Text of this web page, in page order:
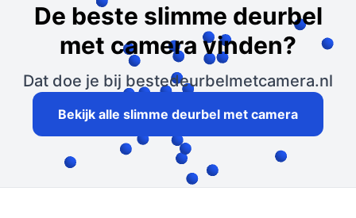
De beste slimme deurbel
met camera vinden?
Dat doe je bij bestedeurbelmetcamera.nl
Bekijk alle slimme deurbel met camera